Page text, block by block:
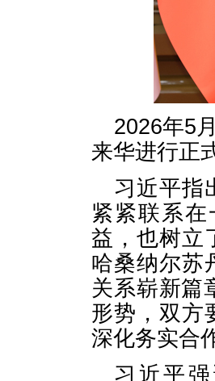
2026年5
来华进行正
习近平指
紧紧联系
益，也树立
哈桑纳尔苏
关系崭新篇
形势，双方
深化务实合
习近平